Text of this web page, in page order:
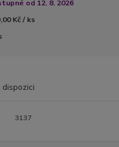
od 12. 8. 2026
Kč / ks
3137